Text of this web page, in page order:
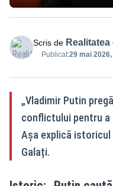
Scris de
Publicat:29 mai
„Vladimir Putin
conflictului pentru a
Așa explică istoricul
Galați.